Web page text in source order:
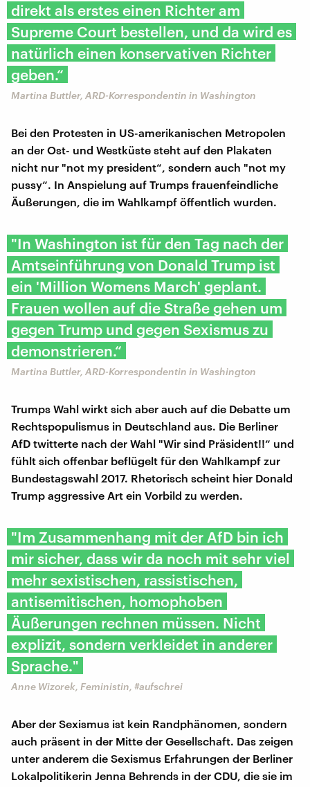
direkt als erstes einen Richter am
Supreme Court bestellen, und da wird es
natürlich einen konservativen Richter
geben.“
Martina Buttler, ARD-Korrespondentin in Washington
Bei den Protesten in US-amerikanischen Metropolen
an der Ost- und Westküste steht auf den Plakaten
nicht nur "not my president“, sondern auch "not my
pussy“. In Anspielung auf Trumps frauenfeindliche
Äußerungen, die im Wahlkampf öffentlich wurden.
"In Washington ist für den Tag nach der
Amtseinführung von Donald Trump ist
ein 'Million Womens March' geplant.
Frauen wollen auf die Straße gehen um
gegen Trump und gegen Sexismus zu
demonstrieren.“
Martina Buttler, ARD-Korrespondentin in Washington
Trumps Wahl wirkt sich aber auch auf die Debatte um
Rechtspopulismus in Deutschland aus. Die Berliner
AfD twitterte nach der Wahl "Wir sind Präsident!!“ und
fühlt sich offenbar beflügelt für den Wahlkampf zur
Bundestagswahl 2017. Rhetorisch scheint hier Donald
Trump aggressive Art ein Vorbild zu werden.
"Im Zusammenhang mit der AfD bin ich
mir sicher, dass wir da noch mit sehr viel
mehr sexistischen, rassistischen,
antisemitischen, homophoben
Äußerungen rechnen müssen. Nicht
explizit, sondern verkleidet in anderer
Sprache."
Anne Wizorek, Feministin, #aufschrei
Aber der Sexismus ist kein Randphänomen, sondern
auch präsent in der Mitte der Gesellschaft. Das zeigen
unter anderem die Sexismus Erfahrungen der Berliner
Lokalpolitikerin Jenna Behrends in der CDU, die sie im